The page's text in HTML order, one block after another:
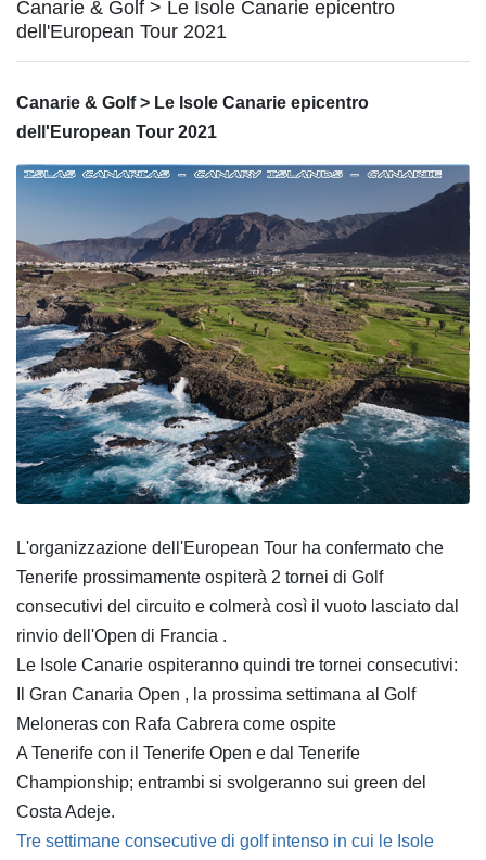
Canarie & Golf > Le Isole Canarie epicentro
dell'European Tour 2021
Canarie & Golf > Le Isole Canarie epicentro
dell'European Tour 2021
L'organizzazione dell'European Tour ha confermato che
Tenerife prossimamente ospiterà 2 tornei di Golf
consecutivi del circuito e colmerà così il vuoto lasciato dal
rinvio dell'Open di Francia .
Le Isole Canarie ospiteranno quindi tre tornei consecutivi:
Il Gran Canaria Open , la prossima settimana al Golf
Meloneras con Rafa Cabrera come ospite
A Tenerife con il Tenerife Open e dal Tenerife
Championship; entrambi si svolgeranno sui green del
Costa Adeje.
Tre settimane consecutive di golf intenso in cui le Isole